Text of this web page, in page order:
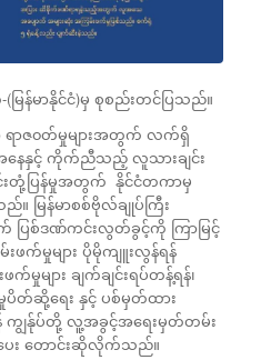
န်မာနိုင်ငံ)မှ စုစည်းတင်ပြသည်။
ရာဇ၀တ်မှုများအတွက် လက်ရှိ
နေနှင့် ကိုက်ညီသည့် လူသားချင်း
းတုံ့ပြန်မှုအတွက် နိုင်ငံတကာမှ
မြန်မာစစ်ဗိုလ်ချုပ်ကြီး
ပြစ်ဒဏ်ကင်းလွတ်ခွင့်ကို ကြာမြင့်
က်မှုများ ပိုမိုကျူးလွန်ရန်
မှုများ ချက်ချင်းရပ်တန့်ရန်၊
တ်ဆို့ရေး နှင့် ပစ်မှတ်ထား
ကျွန်ုပ်တို့ လူ့အခွင့်အရေးမှတ်တမ်း
ပေး တောင်းဆိုလိုက်သည်။